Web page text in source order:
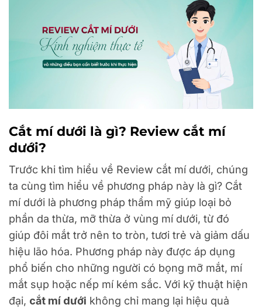
Cắt mí dưới là gì? Review cắt mí
dưới?
Trước khi tìm hiểu về Review cắt mí dưới, chúng
ta cùng tìm hiểu về phương pháp này là gì? Cắt
mí dưới là phương pháp thẩm mỹ giúp loại bỏ
phần da thừa, mỡ thừa ở vùng mí dưới, từ đó
giúp đôi mắt trở nên to tròn, tươi trẻ và giảm dấu
hiệu lão hóa. Phương pháp này được áp dụng
phổ biến cho những người có bọng mỡ mắt, mí
mắt sụp hoặc nếp mí kém sắc. Với kỹ thuật hiện
đại, cắt mí dưới không chỉ mang lại hiệu quả